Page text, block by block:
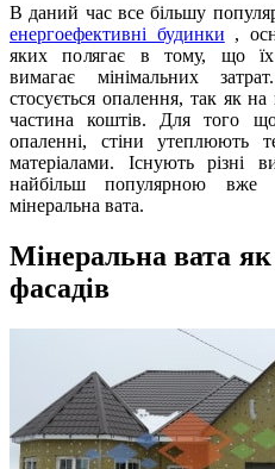
В даний час все більшу
енергоефективні будинки ,
яких полягає в тому, що їх
вимагає мінімальних
стосується опалення, так як
частина коштів. Для того
опаленні, стіни утеплюють
матеріалами. Існують різні
найбільш популярною вже
мінеральна вата.
Мінеральна вата
фасадів